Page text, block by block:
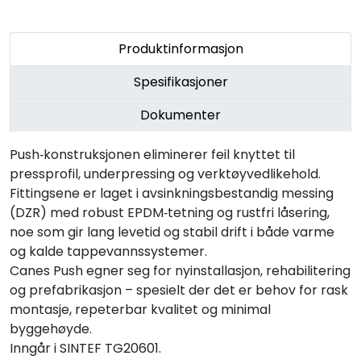
Produktinformasjon
Spesifikasjoner
Dokumenter
Push‑konstruksjonen eliminerer feil knyttet til
pressprofil, underpressing og verktøyvedlikehold.
Fittingsene er laget i avsinkningsbestandig messing
(DZR) med robust EPDM‑tetning og rustfri låsering,
noe som gir lang levetid og stabil drift i både varme
og kalde tappevannssystemer.
Canes Push egner seg for nyinstallasjon, rehabilitering
og prefabrikasjon – spesielt der det er behov for rask
montasje, repeterbar kvalitet og minimal
byggehøyde.
Inngår i SINTEF TG20601.